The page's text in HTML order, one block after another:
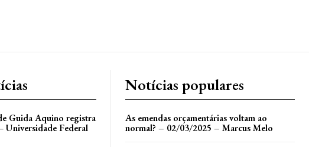
Guida Aquino registra
Universidade Federal
Notícias populares
As emendas orçamentárias voltam ao
normal? – 02/03/2025 – Marcus Melo